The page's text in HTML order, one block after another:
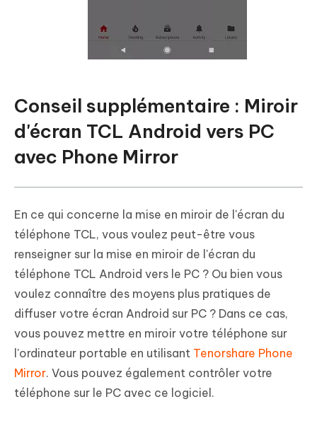
Conseil supplémentaire : Miroir
d'écran TCL Android vers PC
avec Phone Mirror
En ce qui concerne la mise en miroir de l'écran du
téléphone TCL, vous voulez peut-être vous
renseigner sur la mise en miroir de l'écran du
téléphone TCL Android vers le PC ? Ou bien vous
voulez connaître des moyens plus pratiques de
diffuser votre écran Android sur PC ? Dans ce cas,
vous pouvez mettre en miroir votre téléphone sur
l'ordinateur portable en utilisant Tenorshare Phone
Mirror. Vous pouvez également contrôler votre
téléphone sur le PC avec ce logiciel.